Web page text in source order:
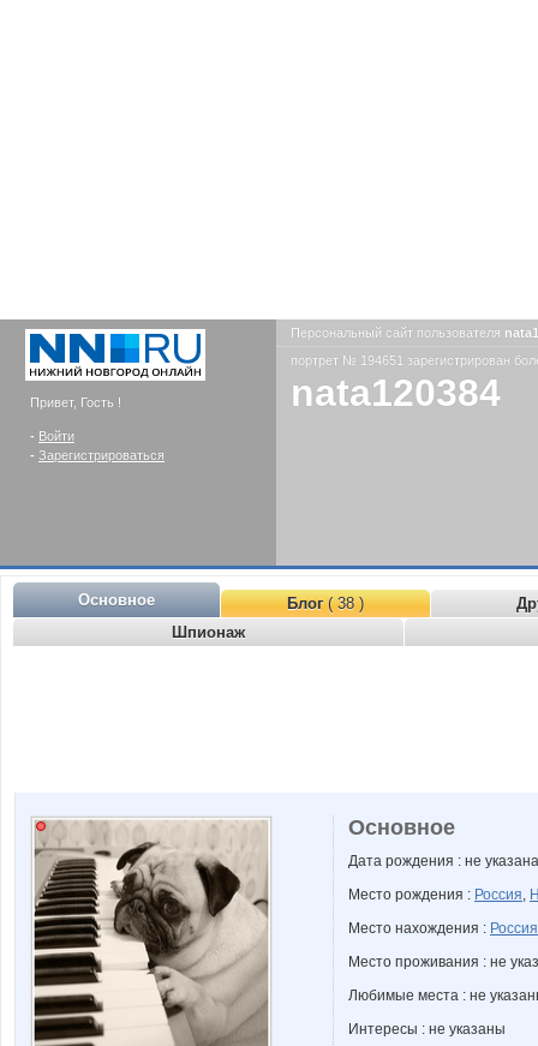
Привет, Гость !
- Войти
- Зарегистрироваться
Персональный сайт пользователя
портрет № 194651 зарегистрирован
nata120384
Основное Блог( 38 )
Шпионаж
Основное
Дата рождения : не указана
Место рождения : Россия,
Место нахождения : Россия
Место проживания : не
Любимые места : не
Интересы : не указаны